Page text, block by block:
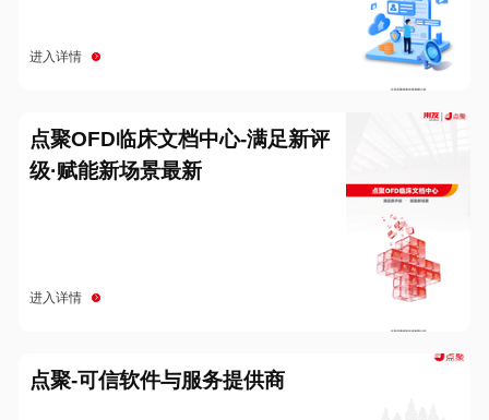
进入详情
点聚OFD临床文档中心-满足新评
级·赋能新场景最新
进入详情
点聚-可信软件与服务提供商